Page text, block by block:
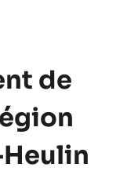
de